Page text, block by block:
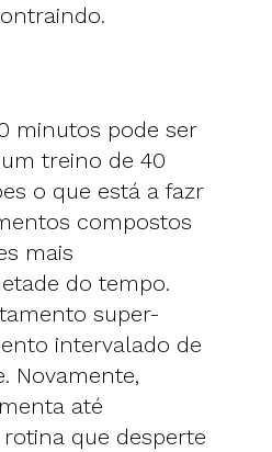
minutos pode ser
treino de 40
o que está a fazr
compostos
mais
do tempo.
super-
intervalado de
Novamente,
até
que desperte